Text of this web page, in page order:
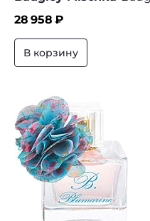
28 958 ₽
В корзину